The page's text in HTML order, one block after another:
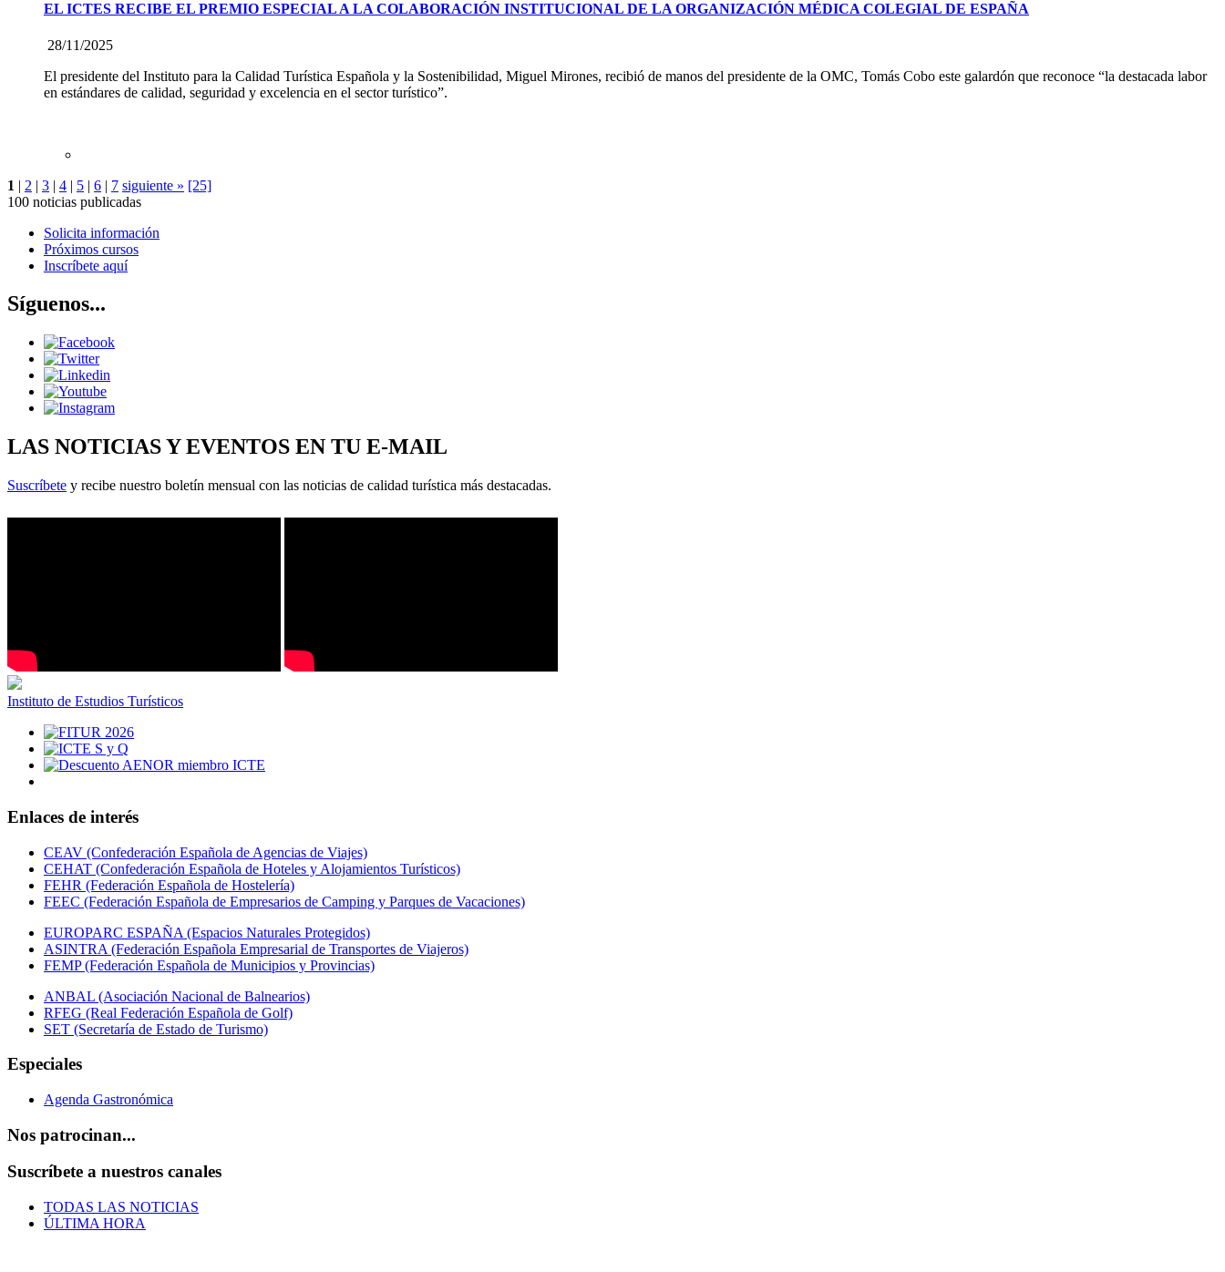
EL ICTES RECIBE EL PREMIO ESPECIAL A LA COLABORACIÓN INSTITUCIONAL DE LA ORGANIZACIÓN MÉDICA COLEGIAL DE ESPAÑA
28/11/2025
El presidente del Instituto para la Calidad Turística Española y la Sostenibilidad, Miguel Mirones, recibió de manos del presidente de la OMC, Tomás Cobo este galardón que reconoce “la destacada labor
en estándares de calidad, seguridad y excelencia en el sector turístico”.
1 | 2 | 3 | 4 | 5 | 6 | 7 siguiente » [25]
100 noticias publicadas
Solicita información
Próximos cursos
Inscríbete aquí
Síguenos...
LAS NOTICIAS Y EVENTOS EN TU E-MAIL
Suscríbete y recibe nuestro boletín mensual con las noticias de calidad turística más destacadas.
Instituto de Estudios Turísticos
Enlaces de interés
CEAV (Confederación Española de Agencias de Viajes)
CEHAT (Confederación Española de Hoteles y Alojamientos Turísticos)
FEHR (Federación Española de Hostelería)
FEEC (Federación Española de Empresarios de Camping y Parques de Vacaciones)
EUROPARC ESPAÑA (Espacios Naturales Protegidos)
ASINTRA (Federación Española Empresarial de Transportes de Viajeros)
FEMP (Federación Española de Municipios y Provincias)
ANBAL (Asociación Nacional de Balnearios)
RFEG (Real Federación Española de Golf)
SET (Secretaría de Estado de Turismo)
Especiales
Agenda Gastronómica
Nos patrocinan...
Suscríbete a nuestros canales
TODAS LAS NOTICIAS
ÚLTIMA HORA